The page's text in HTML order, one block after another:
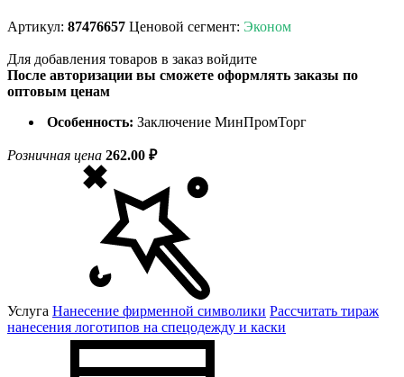
Артикул: 87476657 Ценовой сегмент: Эконом
Для добавления товаров в заказ войдите
После авторизации вы сможете оформлять заказы по
оптовым ценам
Особенность: Заключение МинПромТорг
Розничная цена 262.00 ₽
Услуга Нанесение фирменной символики Рассчитать тираж
нанесения логотипов на спецодежду и каски